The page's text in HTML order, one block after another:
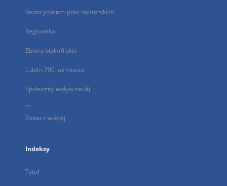
Repozytorium prac doktorskich
Regionalia
Zbiory bibliofilskie
Lublin 700 lat miasta
Społeczny wpływ nauki
...
Zobacz więcej
Indeksy
Tytuł